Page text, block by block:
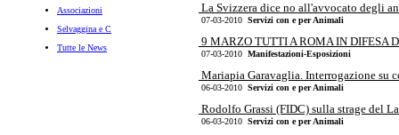
Associazioni
Selvaggina e C
Tutte le News
La Svizzera dice no all'avvocato degli
07-03-2010 Servizi con e per Animali
9 MARZO TUTTI A ROMA IN DIFESA
07-03-2010 Manifestazioni-Esposizioni
Mariapia Garavaglia. Interrogazione su
06-03-2010 Servizi con e per Animali
Rodolfo Grassi (FIDC) sulla strage del
06-03-2010 Servizi con e per Animali